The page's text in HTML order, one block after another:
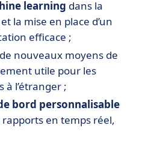
learning dans la
la mise en place d’un
efficace ;
nouveaux moyens de
utile pour les
à l’étranger ;
bord personnalisable
en temps réel,